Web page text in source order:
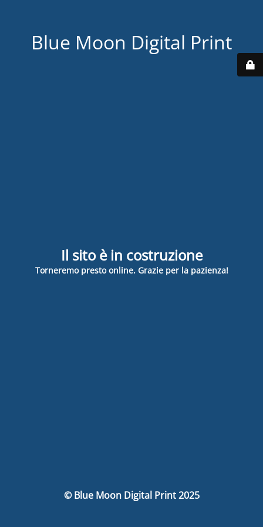
Blue Moon Digital Print
Il sito è in costruzione
Torneremo presto online. Grazie per la pazienza!
© Blue Moon Digital Print 2025